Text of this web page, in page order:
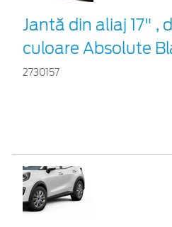
Jantă din aliaj 17" ,
culoare Absolute
2730157